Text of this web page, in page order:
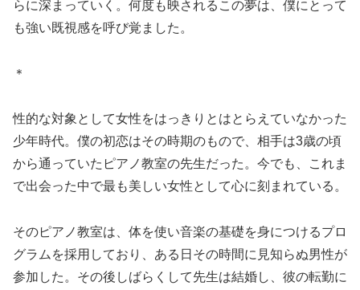
らに深まっていく。何度も映されるこの夢は、僕にとって
も強い既視感を呼び覚ました。
＊
性的な対象として女性をはっきりとはとらえていなかった
少年時代。僕の初恋はその時期のもので、相手は3歳の頃
から通っていたピアノ教室の先生だった。今でも、これま
で出会った中で最も美しい女性として心に刻まれている。
そのピアノ教室は、体を使い音楽の基礎を身につけるプロ
グラムを採用しており、ある日その時間に見知らぬ男性が
参加した。その後しばらくして先生は結婚し、彼の転勤に